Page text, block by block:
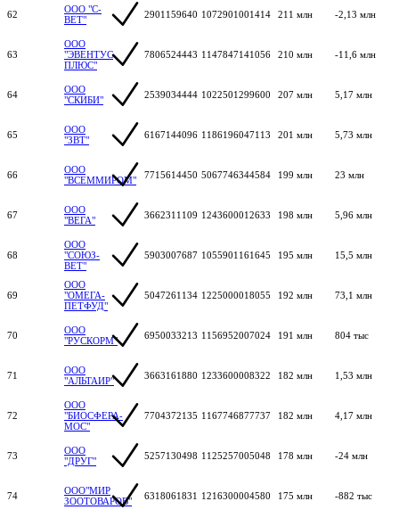
62
ООО "С-
ВЕТ"
2901159640 1072901001414 211 млн -2,13 млн
63
ООО
"ЭВЕНТУС
ПЛЮС"
7806524443 1147847141056 210 млн -11,6 млн
64
ООО
"СКИБИ"
2539034444 1022501299600 207 млн 5,17 млн
65
ООО
"ЗВТ"
6167144096 1186196047113 201 млн 5,73 млн
66
ООО
"ВСЕММИРОМ"
7715614450 5067746344584 199 млн 23 млн
67
ООО
"ВЕГА"
3662311109 1243600012633 198 млн 5,96 млн
68
ООО
"СОЮЗ-
ВЕТ"
5903007687 1055901161645 195 млн 15,5 млн
69
ООО
"ОМЕГА-
ПЕТФУД"
5047261134 1225000018055 192 млн 73,1 млн
70
ООО
"РУСКОРМ"
6950033213 1156952007024 191 млн 804 тыс
71
ООО
"АЛЬТАИР"
3663161880 1233600008322 182 млн 1,53 млн
72
ООО
"БИОСФЕРА-
МОС"
7704372135 1167746877737 182 млн 4,17 млн
73
ООО
"ДРУГ"
5257130498 1125257005048 178 млн -24 млн
74
ООО"МИР
ЗООТОВАРОВ"
6318061831 1216300004580 175 млн -882 тыс